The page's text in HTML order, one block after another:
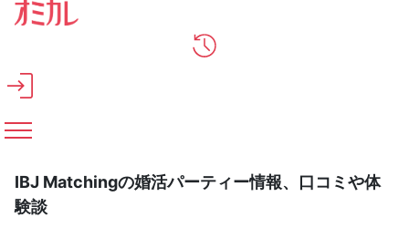
メインコンテンツへスキップ
IBJ Matchingの婚活パーティー情報、口コミや体
験談